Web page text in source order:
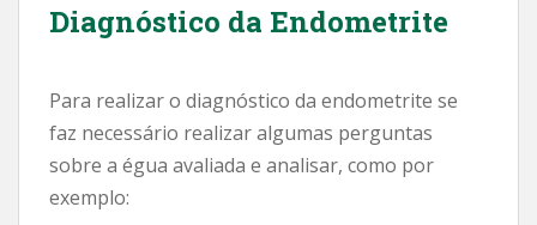
Diagnóstico da Endometrite
Para realizar o diagnóstico da endometrite se
faz necessário realizar algumas perguntas
sobre a égua avaliada e analisar, como por
exemplo: